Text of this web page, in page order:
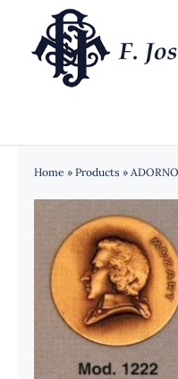
contenido
INICIO
QUIÉNES SOMOS
CATÁLOGO
NOTICIAS
CONTACTO
Home » Products »